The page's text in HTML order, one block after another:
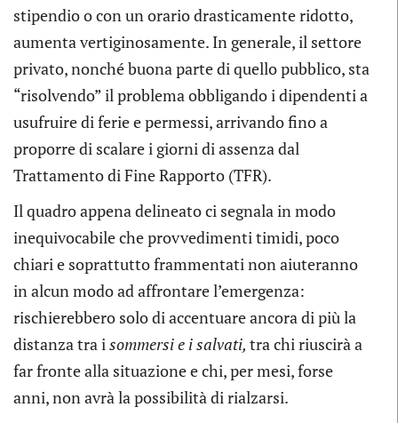
stipendio o con un orario drasticamente ridotto,
aumenta vertiginosamente. In generale, il settore
privato, nonché buona parte di quello pubblico, sta
“risolvendo” il problema obbligando i dipendenti a
usufruire di ferie e permessi, arrivando fino a
proporre di scalare i giorni di assenza dal
Trattamento di Fine Rapporto (TFR).
Il quadro appena delineato ci segnala in modo
inequivocabile che provvedimenti timidi, poco
chiari e soprattutto frammentati non aiuteranno
in alcun modo ad affrontare l’emergenza:
rischierebbero solo di accentuare ancora di più la
distanza tra isommersi e i salvati, tra chi riuscirà a
far fronte alla situazione e chi, per mesi, forse
anni, non avrà la possibilità di rialzarsi.